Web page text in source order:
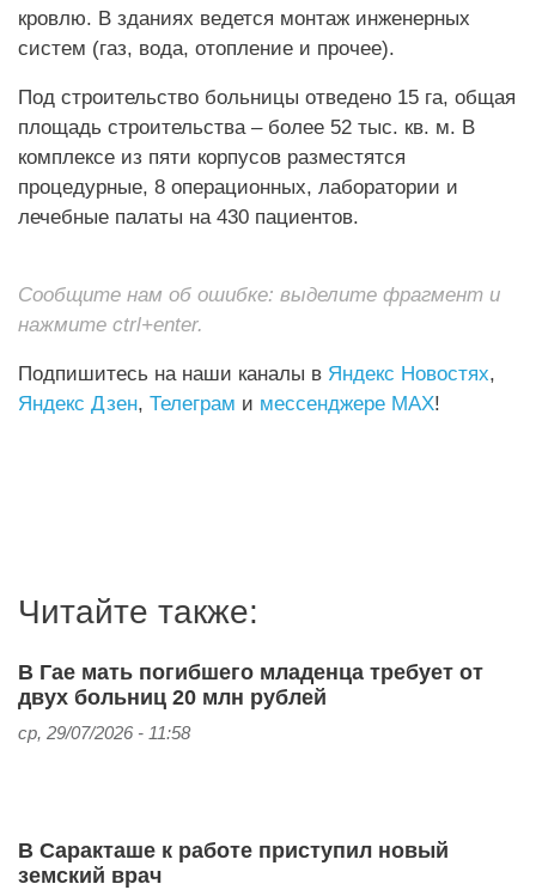
кровлю. В зданиях ведется монтаж инженерных
систем (газ, вода, отопление и прочее).
Под строительство больницы отведено 15 га, общая
площадь строительства – более 52 тыс. кв. м. В
комплексе из пяти корпусов разместятся
процедурные, 8 операционных, лаборатории и
лечебные палаты на 430 пациентов.
Сообщите нам об ошибке: выделите фрагмент и
нажмите ctrl+enter.
Подпишитесь на наши каналы в Яндекс Новостях,
Яндекс Дзен, Телеграм и мессенджере MAX!
Читайте также:
В Гае мать погибшего младенца требует от
двух больниц 20 млн рублей
ср, 29/07/2026 - 11:58
В Саракташе к работе приступил новый
земский врач